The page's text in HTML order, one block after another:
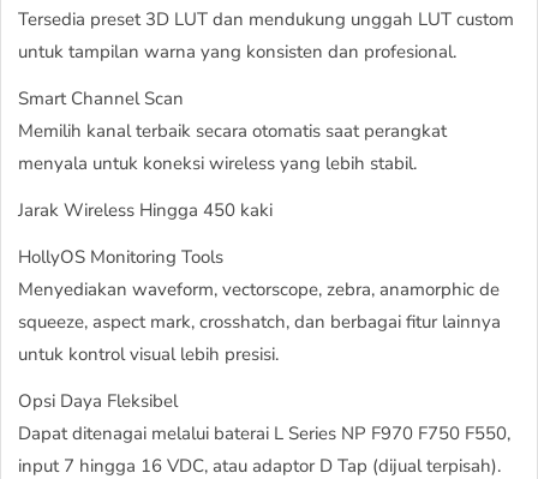
Tersedia preset 3D LUT dan mendukung unggah LUT custom
untuk tampilan warna yang konsisten dan profesional.
Smart Channel Scan
Memilih kanal terbaik secara otomatis saat perangkat
menyala untuk koneksi wireless yang lebih stabil.
Jarak Wireless Hingga 450 kaki
HollyOS Monitoring Tools
Menyediakan waveform, vectorscope, zebra, anamorphic de
squeeze, aspect mark, crosshatch, dan berbagai fitur lainnya
untuk kontrol visual lebih presisi.
Opsi Daya Fleksibel
Dapat ditenagai melalui baterai L Series NP F970 F750 F550,
input 7 hingga 16 VDC, atau adaptor D Tap (dijual terpisah).